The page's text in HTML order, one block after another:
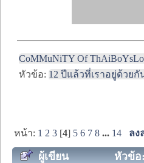
CoMMuNiTY Of
หัวข้อ: 12 ปีแล้วที่เราอยู่ด้วย
หน้า: 1 2 3 [4] 5 6 7 8 ... 14 ลง
ผู้เขียน หัวข้อ: